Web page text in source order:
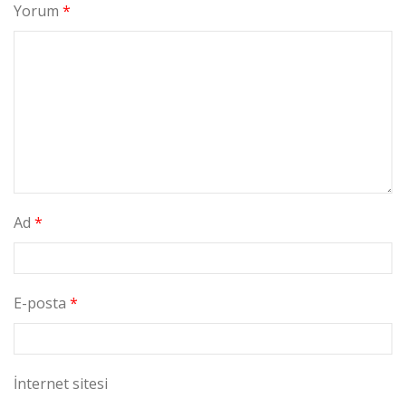
Yorum *
Ad *
E-posta *
İnternet sitesi